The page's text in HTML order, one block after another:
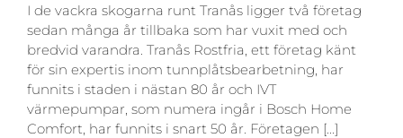
I de vackra skogarna runt Tranås ligger två företag
sedan många år tillbaka som har vuxit med och
bredvid varandra. Tranås Rostfria, ett företag känt
för sin expertis inom tunnplåtsbearbetning, har
funnits i staden i nästan 80 år och IVT
värmepumpar, som numera ingår i Bosch Home
Comfort, har funnits i snart 50 år. Företagen [...]